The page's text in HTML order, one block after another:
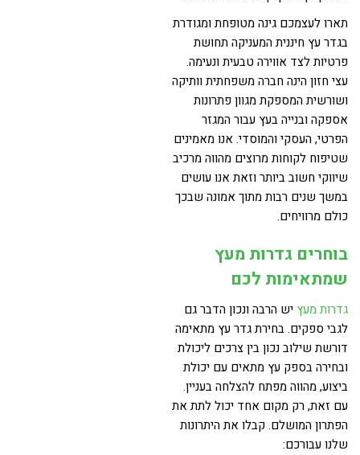
תארו לעצמכם גינה מטופחת ומגודרת
בגדר עץ חיננית המעניקה תחושת
פרטיות לצד אווירה טבעית ונעימה.
עצי חזון הינה חברה משפחתית וותיקה
ושורשית המספקת מגוון פתרונות
אספקה ובנייה בעץ עבור המגזר
הפרטי, העסקי והמוסדי. אנו מאמינים
שטיפוח לקוחות מרוצים מהווה מרכיב
שיווקי חשוב ביותר וזאת אנו עושים
במשך שנים רבות מתוך אמונה שבכך
כולם מרוויחים.
בוחרים גדרות מעץ
שמתאימות לכם
גדרות מעץ יש הרבה ונכון הדבר גם
לגבי ספקים. בחירת גדר עץ מתאימה
דורשת שילוב נכון בין צרכים ליכולת
ובחירה בספק עץ מתאים עם יכולת
ביצוע, מהווה מפתח להצלחה בעניין.
עם זאת, רק מקום אחד יכול לתת את
הפתרון המושלם. קבלו את היתרונות
שלנו עבורכם: